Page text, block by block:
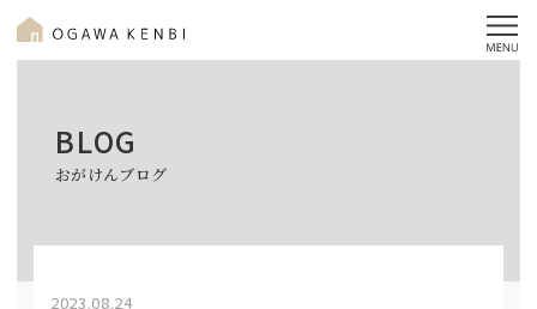
BLOG
おがけんブログ
2023.08.24